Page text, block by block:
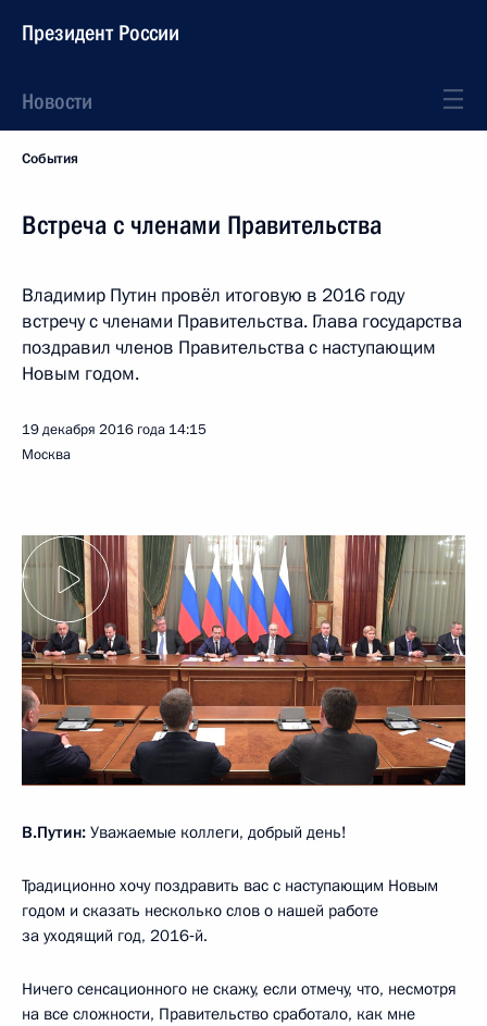
Президент России
Новости
События
Встреча с членами Правительства
Владимир Путин провёл итоговую в 2016 году
встречу с членами Правительства. Глава государства
поздравил членов Правительства с наступающим
Новым годом.
19 декабря 2016 года 14:15
Москва
В.Путин: Уважаемые коллеги, добрый день!
Традиционно хочу поздравить вас с наступающим Новым
годом и сказать несколько слов о нашей работе
за уходящий год, 2016‑й.
Ничего сенсационного не скажу, если отмечу, что, несмотря
на все сложности, Правительство сработало, как мне